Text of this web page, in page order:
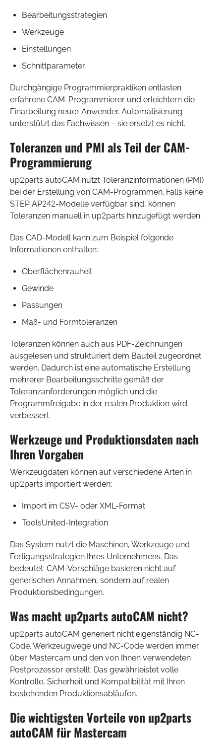
Bearbeitungsstrategien
Werkzeuge
Einstellungen
Schnittparameter
Durchgängige Programmierpraktiken entlasten
erfahrene CAM-Programmierer und erleichtern die
Einarbeitung neuer Anwender. Automatisierung
unterstützt das Fachwissen – sie ersetzt es nicht.
Toleranzen und PMI als Teil der CAM-
Programmierung
up2parts autoCAM nutzt Toleranzinformationen (PMI)
bei der Erstellung von CAM-Programmen. Falls keine
STEP AP242-Modelle verfügbar sind, können
Toleranzen manuell in up2parts hinzugefügt werden.
Das CAD-Modell kann zum Beispiel folgende
Informationen enthalten:
Oberflächenrauheit
Gewinde
Passungen
Maß- und Formtoleranzen
Toleranzen können auch aus PDF-Zeichnungen
ausgelesen und strukturiert dem Bauteil zugeordnet
werden. Dadurch ist eine automatische Erstellung
mehrerer Bearbeitungsschritte gemäß der
Toleranzanforderungen möglich und die
Programmfreigabe in der realen Produktion wird
verbessert.
Werkzeuge und Produktionsdaten nach
Ihren Vorgaben
Werkzeugdaten können auf verschiedene Arten in
up2parts importiert werden:
Import im CSV- oder XML-Format
ToolsUnited-Integration
Das System nutzt die Maschinen, Werkzeuge und
Fertigungsstrategien Ihres Unternehmens. Das
bedeutet: CAM-Vorschläge basieren nicht auf
generischen Annahmen, sondern auf realen
Produktionsbedingungen.
Was macht up2parts autoCAM nicht?
up2parts autoCAM generiert nicht eigenständig NC-
Code. Werkzeugwege und NC-Code werden immer
über Mastercam und den von Ihnen verwendeten
Postprozessor erstellt. Das gewährleistet volle
Kontrolle, Sicherheit und Kompatibilität mit Ihren
bestehenden Produktionsabläufen.
Die wichtigsten Vorteile von up2parts
autoCAM für Mastercam